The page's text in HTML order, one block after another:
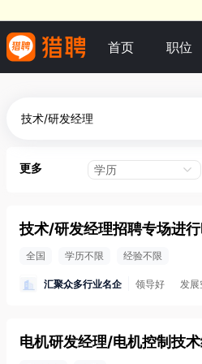
首页 职位
更多 学历
技术/研发经理招聘专场进
全国 学历不限 经验不限
汇聚众多行业名企 领导好 发展
电机研发经理/电机控制技